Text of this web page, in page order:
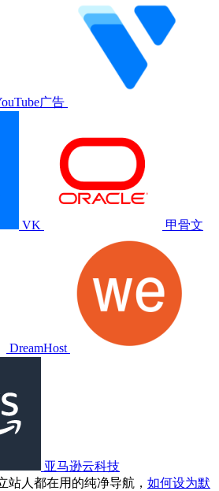
广告
VK 甲骨文
DreamHost
亚马逊云科技
站人都在用的纯净导航， 如何设为默